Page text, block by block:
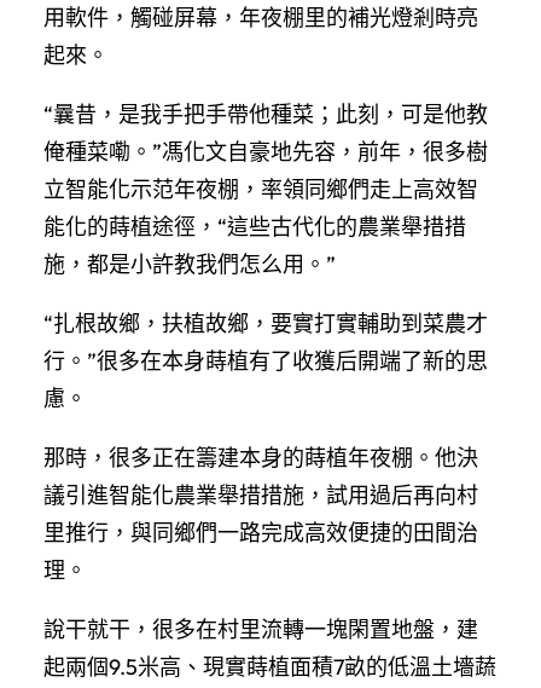
用軟件，觸碰屏幕，年夜棚里的補光燈剎時亮
起來。
“曩昔，是我手把手帶他種菜；此刻，可是他教
俺種菜嘞。”馮化文自豪地先容，前年，很多樹
立智能化示范年夜棚，率領同鄉們走上高效智
能化的蒔植途徑，“這些古代化的農業舉措措
施，都是小許教我們怎么用。”
“扎根故鄉，扶植故鄉，要實打實輔助到菜農才
行。”很多在本身蒔植有了收獲后開端了新的思
慮。
那時，很多正在籌建本身的蒔植年夜棚。他決
議引進智能化農業舉措措施，試用過后再向村
里推行，與同鄉們一路完成高效便捷的田間治
理。
說干就干，很多在村里流轉一塊閑置地盤，建
起兩個9.5米高、現實蒔植面積7畝的低溫土墻蔬